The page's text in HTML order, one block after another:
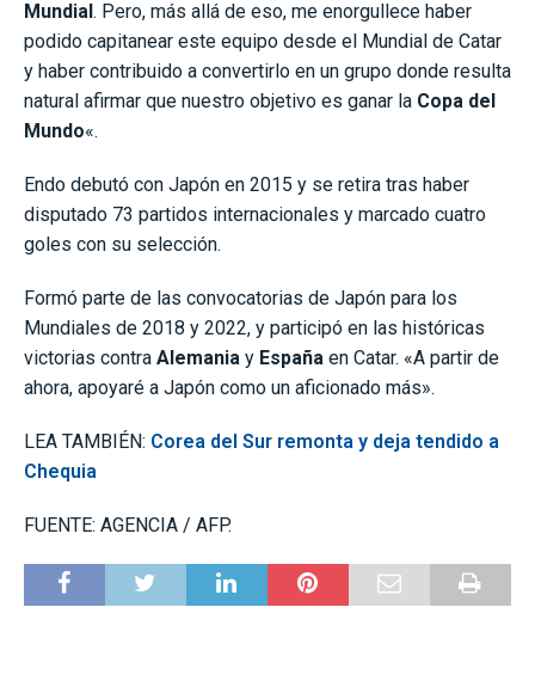
Mundial. Pero, más allá de eso, me enorgullece haber
podido capitanear este equipo desde el Mundial de Catar
y haber contribuido a convertirlo en un grupo donde resulta
natural afirmar que nuestro objetivo es ganar la Copa del
Mundo«.
Endo debutó con Japón en 2015 y se retira tras haber
disputado 73 partidos internacionales y marcado cuatro
goles con su selección.
Formó parte de las convocatorias de Japón para los
Mundiales de 2018 y 2022, y participó en las históricas
victorias contra Alemania y España en Catar. «A partir de
ahora, apoyaré a Japón como un aficionado más».
LEA TAMBIÉN: Corea del Sur remonta y deja tendido a
Chequia
FUENTE: AGENCIA / AFP.